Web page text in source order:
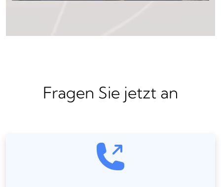
Fragen Sie jetzt an